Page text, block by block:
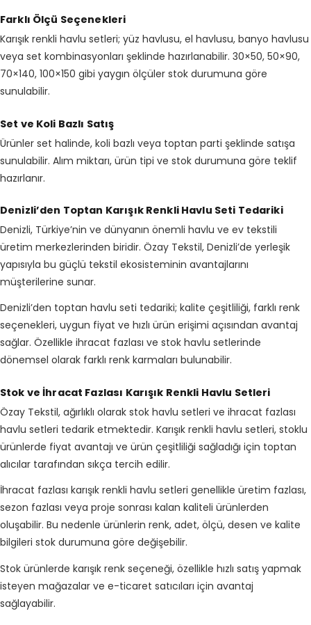
Farklı Ölçü Seçenekleri
Karışık renkli havlu setleri; yüz havlusu, el havlusu, banyo havlusu
veya set kombinasyonları şeklinde hazırlanabilir. 30×50, 50×90,
70×140, 100×150 gibi yaygın ölçüler stok durumuna göre
sunulabilir.
Set ve Koli Bazlı Satış
Ürünler set halinde, koli bazlı veya toptan parti şeklinde satışa
sunulabilir. Alım miktarı, ürün tipi ve stok durumuna göre teklif
hazırlanır.
Denizli’den Toptan Karışık Renkli Havlu Seti Tedariki
Denizli, Türkiye’nin ve dünyanın önemli havlu ve ev tekstili
üretim merkezlerinden biridir. Özay Tekstil, Denizli’de yerleşik
yapısıyla bu güçlü tekstil ekosisteminin avantajlarını
müşterilerine sunar.
Denizli’den toptan havlu seti tedariki; kalite çeşitliliği, farklı renk
seçenekleri, uygun fiyat ve hızlı ürün erişimi açısından avantaj
sağlar. Özellikle ihracat fazlası ve stok havlu setlerinde
dönemsel olarak farklı renk karmaları bulunabilir.
Stok ve İhracat Fazlası Karışık Renkli Havlu Setleri
Özay Tekstil, ağırlıklı olarak stok havlu setleri ve ihracat fazlası
havlu setleri tedarik etmektedir. Karışık renkli havlu setleri, stoklu
ürünlerde fiyat avantajı ve ürün çeşitliliği sağladığı için toptan
alıcılar tarafından sıkça tercih edilir.
İhracat fazlası karışık renkli havlu setleri genellikle üretim fazlası,
sezon fazlası veya proje sonrası kalan kaliteli ürünlerden
oluşabilir. Bu nedenle ürünlerin renk, adet, ölçü, desen ve kalite
bilgileri stok durumuna göre değişebilir.
Stok ürünlerde karışık renk seçeneği, özellikle hızlı satış yapmak
isteyen mağazalar ve e-ticaret satıcıları için avantaj
sağlayabilir.